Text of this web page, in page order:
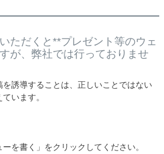
ただくと**プレゼント等のウェ
が、弊社では行っておりませ
誘導することは、正しいことではない
います。
を書く」をクリックしてください。